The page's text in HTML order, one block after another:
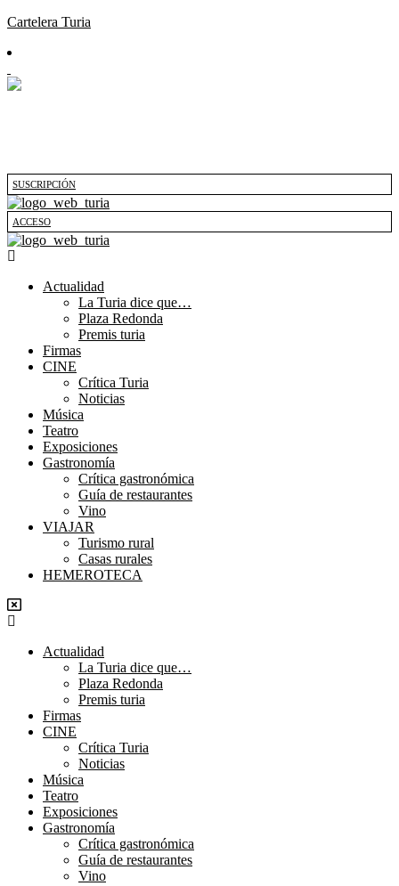
Cartelera Turia
SUSCRIPCIÓN
ACCESO
Actualidad
La Turia dice que…
Plaza Redonda
Premis turia
Firmas
CINE
Crítica Turia
Noticias
Música
Teatro
Exposiciones
Gastronomía
Crítica gastronómica
Guía de restaurantes
Vino
VIAJAR
Turismo rural
Casas rurales
HEMEROTECA
Menú
Actualidad
La Turia dice que…
Plaza Redonda
Premis turia
Firmas
CINE
Crítica Turia
Noticias
Música
Teatro
Exposiciones
Gastronomía
Crítica gastronómica
Guía de restaurantes
Vino